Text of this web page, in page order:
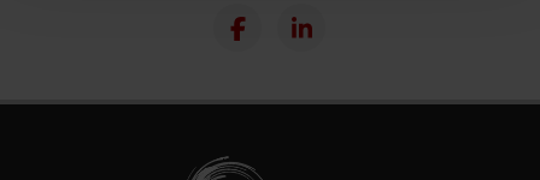
raccolto dal tuo utilizzo dei loro servizi.